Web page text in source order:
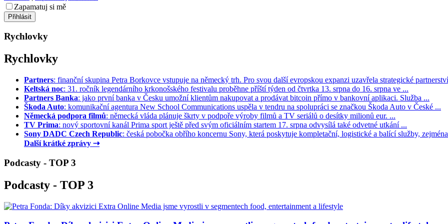
Zapamatuj si mě
Rychlovky
Rychlovky
Partners: finanční skupina Petra Borkovce vstupuje na německý trh. Pro svou další evropskou expanzi uzavřela strategické
Keltská noc: 31. ročník legendárního krkonošského festivalu proběhne příští týden od čtvrtka 13. srpna do 16. srpna ve ...
Partners Banka: jako první banka v Česku umožní klientům nakupovat a prodávat bitcoin přímo v bankovní aplikaci. Služba ...
Škoda Auto: komunikační agentura New School Communications uspěla v tendru na spolupráci se značkou Škoda Auto v České ...
Německá podpora filmů: německá vláda plánuje škrty v podpoře výroby filmů a TV seriálů o desítky milionů eur. ...
TV Prima: nový sportovní kanál Prima sport ještě před svým oficiálním startem 17. srpna odvysílá také odvetné utkání ...
Sony DADC Czech Republic: česká pobočka obřího koncernu Sony, která poskytuje kompletační, logistické a balící služby,
Další krátké zprávy ⇢
Podcasty - TOP 3
Podcasty - TOP 3